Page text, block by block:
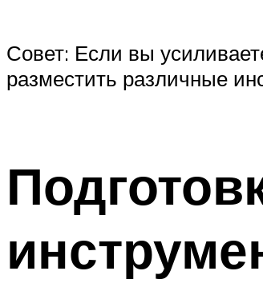
Совет: Если вы
разместить различные